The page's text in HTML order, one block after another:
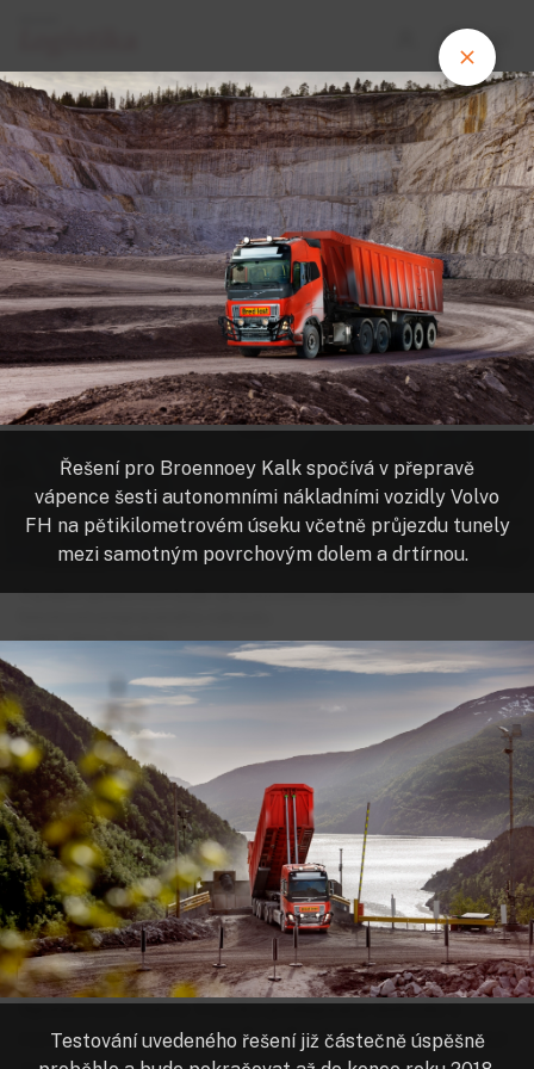
Volvo Trucks v Norsku nasadí
autonomní kamion na přepravy mezi
povrchovým dolem a přístavem
Těžební společnost bude za autonomní kamion platit podle
autor:Volvo Trucks
rn
27. 11. 201810:56
ODEBÍRAT AUTORA
Volvo autonomní vozidlo automatizace
těžební průmysl
ODEBÍRAT TÉMA
Společnost Volvo Trucks podepsala dohodu s
norskou společností BrĂ¸nnĂ¸y Kalk o poskytování
Řešení pro Broennoey Kalk spočívá v přepravě
vápence šesti autonomními nákladními vozidly Volvo
FH na pětikilometrovém úseku včetně průjezdu tunely
mezi samotným povrchovým dolem a drtírnou.
Testování uvedeného řešení již částečně úspěšně